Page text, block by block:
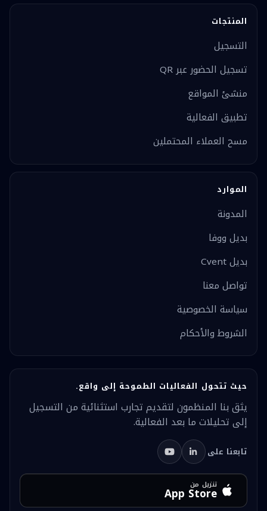
المنتجات
التسجيل
تسجيل الحضور عبر QR
منشئ المواقع
تطبيق الفعالية
مسح العملاء المحتملين
الموارد
المدونة
بديل ووفا
بديل Cvent
تواصل معنا
سياسة الخصوصية
الشروط والأحكام
حيث تتحول الفعاليات الطموحة إلى واقع.
يثق بنا المنظمون لتقديم تجارب استثنائية من التسجيل
إلى تحليلات ما بعد الفعالية.
تابعنا على
تنزيل من
App Store